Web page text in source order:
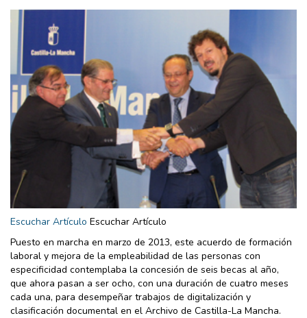
Escuchar Artículo Escuchar Artículo
Puesto en marcha en marzo de 2013, este acuerdo de formación
laboral y mejora de la empleabilidad de las personas con
especificidad contemplaba la concesión de seis becas al año,
que ahora pasan a ser ocho, con una duración de cuatro meses
cada una, para desempeñar trabajos de digitalización y
clasificación documental en el Archivo de Castilla-La Mancha.